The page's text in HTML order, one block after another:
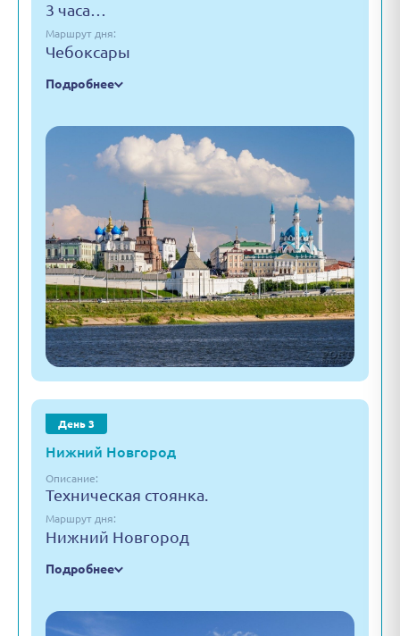
3 часа…
Маршрут дня:
Чебоксары
Подробнее
День 3
Нижний Новгород
Описание:
Техническая стоянка.
Маршрут дня:
Нижний Новгород
Подробнее